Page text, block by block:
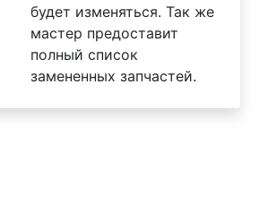
будет изменяться. Так же
мастер предоставит
полный список
замененных запчастей.